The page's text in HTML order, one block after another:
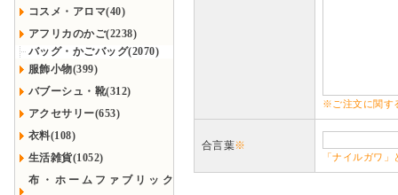
コスメ・アロマ(40)
アフリカのかご(2238)
バッグ・かごバッグ(2070)
服飾小物(399)
バブーシュ・靴(312)
アクセサリー(653)
衣料(108)
生活雑貨(1052)
布・ホームファブリック
※ご注文に関す
合言葉※
「ナイルガワ